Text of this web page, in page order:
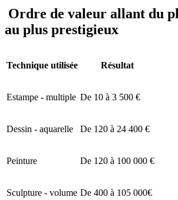
Ordre de valeur allant du
au plus prestigieux
Technique utilisée Résultat
Estampe - multiple De 10 à 3 500 €
Dessin - aquarelle De 120 à 24 400 €
Peinture De 120 à 100 000 €
Sculpture - volume De 400 à 105 000€